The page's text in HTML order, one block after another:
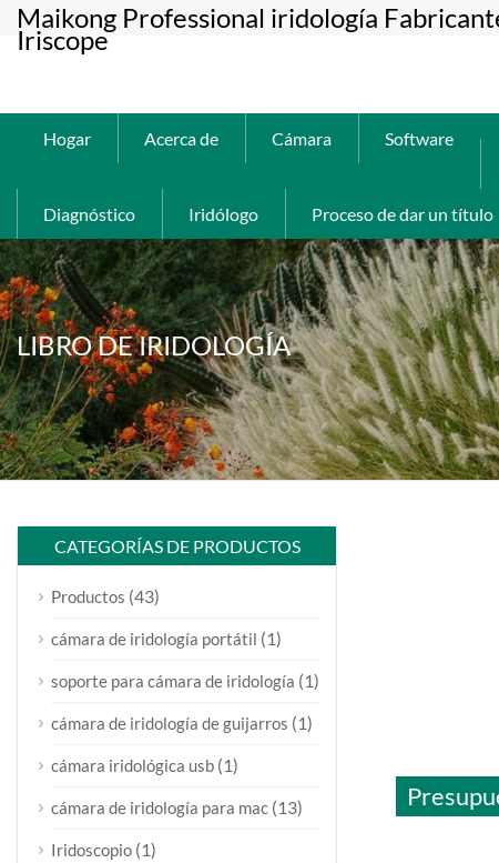
Maikong Professional iridología
Iriscope
Hogar
Acerca de Cámara
Software
Diagnóstico Iridólogo Proceso de dar un título
LIBRO DE IRIDOLOGÍA
CATEGORÍAS DE PRODUCTOS
Productos (43)
cámara de iridología portátil (1)
soporte para cámara de iridología (1)
cámara de iridología de guijarros (1)
cámara iridológica usb (1)
cámara de iridología para mac (13)
Iridoscopio (1)